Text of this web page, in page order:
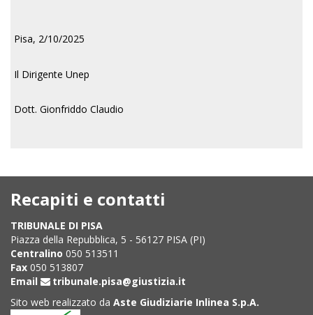
Pisa, 2/10/2025
Il Dirigente Unep
Dott. Gionfriddo Claudio
Recapiti e contatti
TRIBUNALE DI PISA
Piazza della Repubblica, 5 - 56127 PISA (PI)
Centralino 050 513511
Fax 050 513807
Email
tribunale.pisa@giustizia.it
Sito web realizzato da Aste Giudiziarie Inlinea S.p.A.